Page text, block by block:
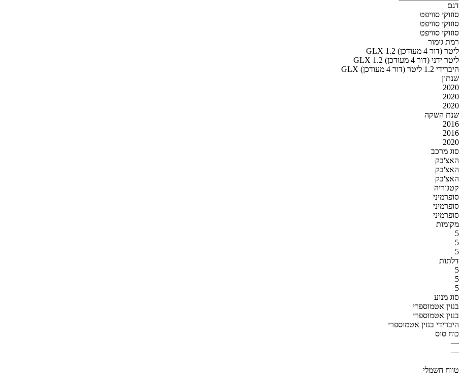
דגם
סוזוקי סוויפט
סוזוקי סוויפט
סוזוקי סוויפט
רמת גימור
GLX 1.2 ליטר (דור 4 מעודכן)
GLX 1.2 ליטר ידני (דור 4 מעודכן)
GLX היברידי 1.2 ליטר (דור 4 מעודכן)
שנתון
2020
2020
2020
שנת השקה
2016
2016
2020
סוג מרכב
האצ'בק
האצ'בק
האצ'בק
קטגוריה
סופרמיני
סופרמיני
סופרמיני
מקומות
5
5
5
דלתות
5
5
5
סוג מנוע
בנזין אטמוספרי
בנזין אטמוספרי
היברידי בנזין אטמוספרי
כוח סוס
—
—
—
טווח חשמלי